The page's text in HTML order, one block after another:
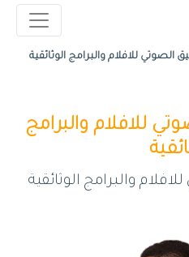
الصوتي للافلام والبرامج الوثائقية
للافلام والبرامج
والبرامج الوثائقية